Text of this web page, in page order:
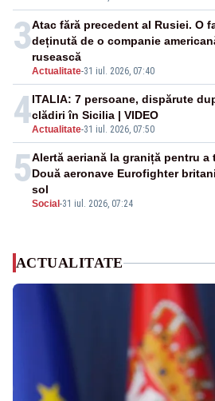
3
Actualitate-31 iul. 2026, 07:40
Atac fără precedent al Rusiei. O
deținută de o companie
rusească
4Actualitate-31 iul. 2026, 07:50
ITALIA: 7 persoane, dispărute
clădiri în Sicilia | VIDEO
5
Social -31 iul. 2026, 07:24
Alertă aeriană la graniță pentru a
Două aeronave Eurofighter
sol
ACTUALITATE